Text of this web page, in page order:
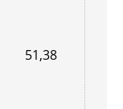
51,38